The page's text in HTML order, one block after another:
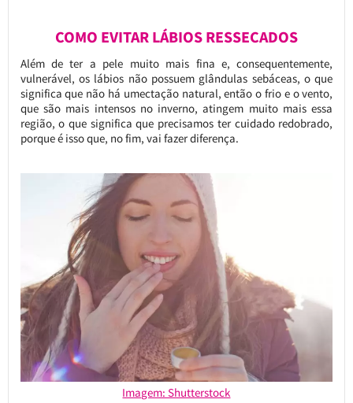
COMO EVITAR LÁBIOS RESSECADOS
Além de ter a pele muito mais fina e, consequentemente,
vulnerável, os lábios não possuem glândulas sebáceas, o que
significa que não há umectação natural, então o frio e o vento,
que são mais intensos no inverno, atingem muito mais essa
região, o que significa que precisamos ter cuidado redobrado,
porque é isso que, no fim, vai fazer diferença.
Imagem: Shutterstock